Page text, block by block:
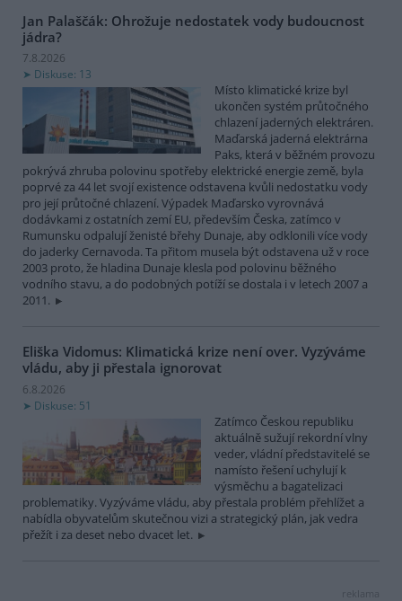
Jan Palaščák: Ohrožuje nedostatek vody budoucnost
jádra?
7.8.2026
Diskuse: 13
Místo klimatické krize byl
ukončen systém průtočného
chlazení jaderných elektráren.
Maďarská jaderná elektrárna
Paks, která v běžném provozu
pokrývá zhruba polovinu spotřeby elektrické energie země, byla
poprvé za 44 let svojí existence odstavena kvůli nedostatku vody
pro její průtočné chlazení. Výpadek Maďarsko vyrovnává
dodávkami z ostatních zemí EU, především Česka, zatímco v
Rumunsku odpalují ženisté břehy Dunaje, aby odklonili více vody
do jaderky Cernavoda. Ta přitom musela být odstavena už v roce
2003 proto, že hladina Dunaje klesla pod polovinu běžného
vodního stavu, a do podobných potíží se dostala i v letech 2007 a
2011.
Eliška Vidomus: Klimatická krize není over. Vyzýváme
vládu, aby ji přestala ignorovat
6.8.2026
Diskuse: 51
Zatímco Českou republiku
aktuálně sužují rekordní vlny
veder, vládní představitelé se
namísto řešení uchylují k
výsměchu a bagatelizaci
problematiky. Vyzýváme vládu, aby přestala problém přehlížet a
nabídla obyvatelům skutečnou vizi a strategický plán, jak vedra
přežít i za deset nebo dvacet let.
reklama